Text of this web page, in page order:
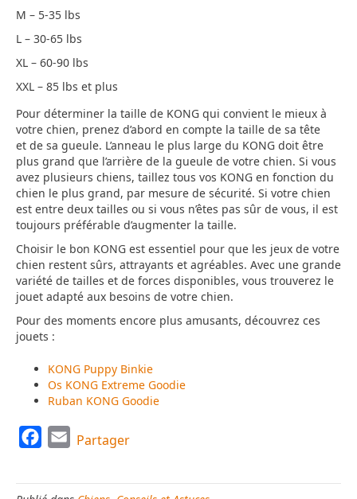
M – 5-35 lbs
L – 30-65 lbs
XL – 60-90 lbs
XXL – 85 lbs et plus
Pour déterminer la taille de KONG qui convient le mieux à
votre chien, prenez d’abord en compte la taille de sa tête
et de sa gueule. L’anneau le plus large du KONG doit être
plus grand que l’arrière de la gueule de votre chien. Si vous
avez plusieurs chiens, taillez tous vos KONG en fonction du
chien le plus grand, par mesure de sécurité. Si votre chien
est entre deux tailles ou si vous n’êtes pas sûr de vous, il est
toujours préférable d’augmenter la taille.
Choisir le bon KONG est essentiel pour que les jeux de votre
chien restent sûrs, attrayants et agréables. Avec une grande
variété de tailles et de forces disponibles, vous trouverez le
jouet adapté aux besoins de votre chien.
Pour des moments encore plus amusants, découvrez ces
jouets :
KONG Puppy Binkie
Os KONG Extreme Goodie
Ruban KONG Goodie
c
a
Partager